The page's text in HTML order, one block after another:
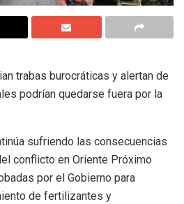
trabas burocráticas y alertan de
podrían quedarse fuera por la
sufriendo las consecuencias
conflicto en Oriente Próximo
por el Gobierno para
de fertilizantes y